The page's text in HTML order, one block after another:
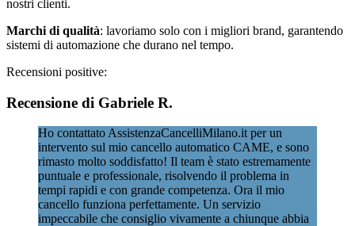
nostri clienti.
Marchi di qualità: lavoriamo solo con i migliori brand, garantendo
sistemi di automazione che durano nel tempo.
Recensioni positive:
Recensione di Gabriele R.
Ho contattato AssistenzaCancelliMilano.it per un
intervento sul mio cancello automatico CAME, e sono
rimasto molto soddisfatto! Il team è stato estremamente
puntuale e professionale, risolvendo il problema in
tempi rapidi e con grande competenza. Ora il mio
cancello funziona perfettamente. Un servizio
impeccabile che consiglio vivamente a chiunque abbia